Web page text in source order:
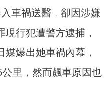
車禍送醫，卻因涉嫌
現行犯遭警方逮捕，
媒爆出她車禍內幕，
里，然而飆車原因也